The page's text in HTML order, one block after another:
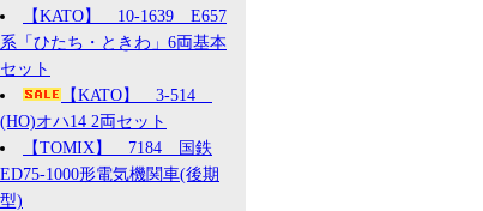
【KATO】 10-1639 E657
系「ひたち・ときわ」6両基本
セット
【KATO】 3-514
(HO)オハ14 2両セット
【TOMIX】 7184 国鉄
ED75-1000形電気機関車(後期
型)